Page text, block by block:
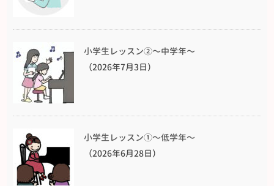
小学生レッスン②〜中学年〜
（2026年7月3日）
小学生レッスン①〜低学年〜
（2026年6月28日）